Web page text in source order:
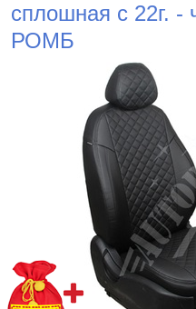
сплошная с 22г. -
РОМБ